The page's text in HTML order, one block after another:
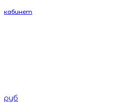
кабинет
руб